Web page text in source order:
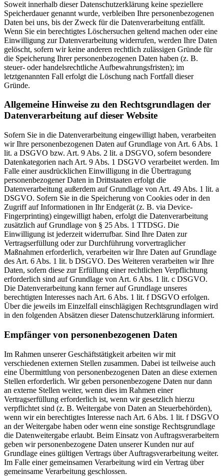
Soweit innerhalb dieser Datenschutzerklärung keine speziellere
Speicherdauer genannt wurde, verbleiben Ihre personenbezogenen
Daten bei uns, bis der Zweck für die Datenverarbeitung entfällt.
Wenn Sie ein berechtigtes Löschersuchen geltend machen oder eine
Einwilligung zur Datenverarbeitung widerrufen, werden Ihre Daten
gelöscht, sofern wir keine anderen rechtlich zulässigen Gründe für
die Speicherung Ihrer personenbezogenen Daten haben (z. B.
steuer- oder handelsrechtliche Aufbewahrungsfristen); im
letztgenannten Fall erfolgt die Löschung nach Fortfall dieser
Gründe.
Allgemeine Hinweise zu den Rechtsgrundlagen der
Datenverarbeitung auf dieser Website
Sofern Sie in die Datenverarbeitung eingewilligt haben, verarbeiten
wir Ihre personenbezogenen Daten auf Grundlage von Art. 6 Abs. 1
lit. a DSGVO bzw. Art. 9 Abs. 2 lit. a DSGVO, sofern besondere
Datenkategorien nach Art. 9 Abs. 1 DSGVO verarbeitet werden. Im
Falle einer ausdrücklichen Einwilligung in die Übertragung
personenbezogener Daten in Drittstaaten erfolgt die
Datenverarbeitung außerdem auf Grundlage von Art. 49 Abs. 1 lit. a
DSGVO. Sofern Sie in die Speicherung von Cookies oder in den
Zugriff auf Informationen in Ihr Endgerät (z. B. via Device-
Fingerprinting) eingewilligt haben, erfolgt die Datenverarbeitung
zusätzlich auf Grundlage von § 25 Abs. 1 TTDSG. Die
Einwilligung ist jederzeit widerrufbar. Sind Ihre Daten zur
Vertragserfüllung oder zur Durchführung vorvertraglicher
Maßnahmen erforderlich, verarbeiten wir Ihre Daten auf Grundlage
des Art. 6 Abs. 1 lit. b DSGVO. Des Weiteren verarbeiten wir Ihre
Daten, sofern diese zur Erfüllung einer rechtlichen Verpflichtung
erforderlich sind auf Grundlage von Art. 6 Abs. 1 lit. c DSGVO.
Die Datenverarbeitung kann ferner auf Grundlage unseres
berechtigten Interesses nach Art. 6 Abs. 1 lit. f DSGVO erfolgen.
Über die jeweils im Einzelfall einschlägigen Rechtsgrundlagen wird
in den folgenden Absätzen dieser Datenschutzerklärung informiert.
Empfänger von personenbezogenen Daten
Im Rahmen unserer Geschäftstätigkeit arbeiten wir mit
verschiedenen externen Stellen zusammen. Dabei ist teilweise auch
eine Übermittlung von personenbezogenen Daten an diese externen
Stellen erforderlich. Wir geben personenbezogene Daten nur dann
an externe Stellen weiter, wenn dies im Rahmen einer
Vertragserfüllung erforderlich ist, wenn wir gesetzlich hierzu
verpflichtet sind (z. B. Weitergabe von Daten an Steuerbehörden),
wenn wir ein berechtigtes Interesse nach Art. 6 Abs. 1 lit. f DSGVO
an der Weitergabe haben oder wenn eine sonstige Rechtsgrundlage
die Datenweitergabe erlaubt. Beim Einsatz von Auftragsverarbeitern
geben wir personenbezogene Daten unserer Kunden nur auf
Grundlage eines gültigen Vertrags über Auftragsverarbeitung weiter.
Im Falle einer gemeinsamen Verarbeitung wird ein Vertrag über
gemeinsame Verarbeitung geschlossen.